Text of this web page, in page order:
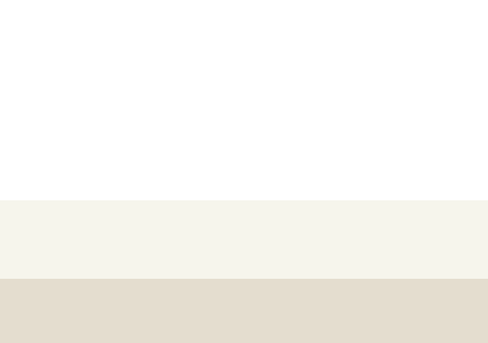
Nordstrand Home – Så føler du dig hjemme!